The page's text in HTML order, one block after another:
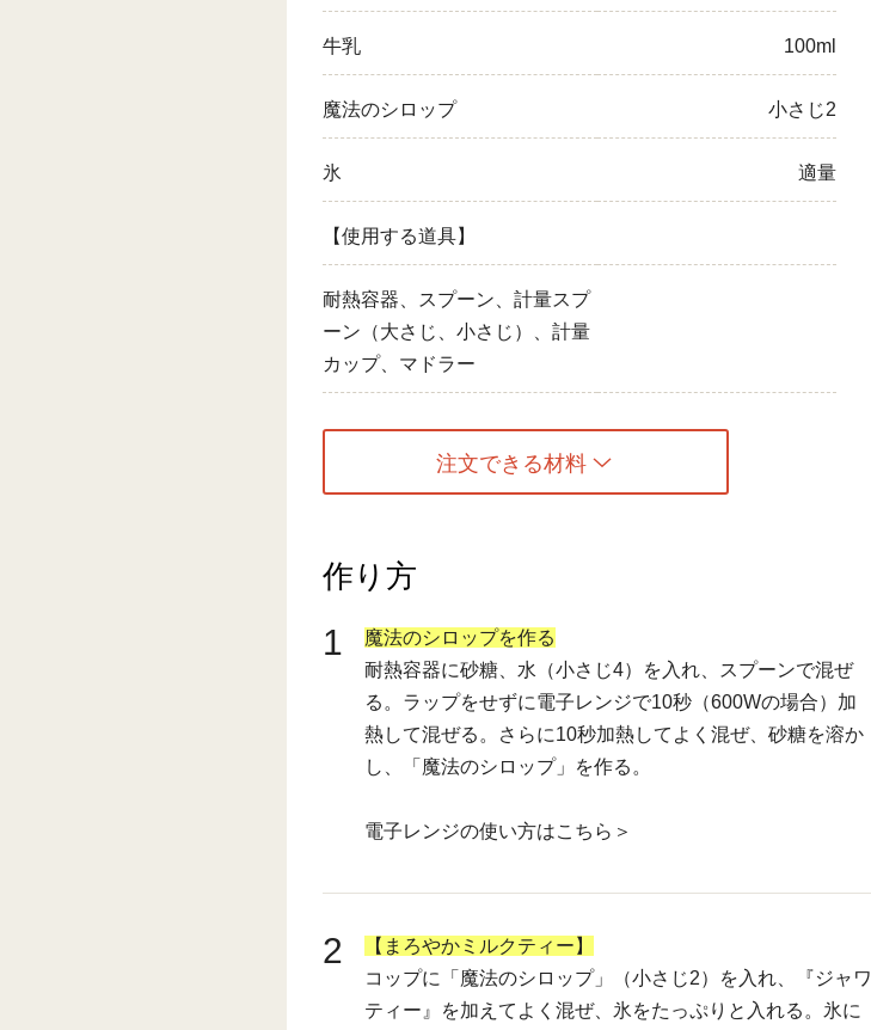
牛乳 100ml
魔法のシロップ 小さじ2
氷 適量
【使用する道具】
耐熱容器、スプーン、計量スプ
ーン（大さじ、小さじ）、計量
カップ、マドラー
注文できる材料
作り方
1
魔法のシロップを作る
耐熱容器に砂糖、水（小さじ4）を入れ、スプーンで混ぜ
る。ラップをせずに電子レンジで10秒（600Wの場合）加
熱して混ぜる。さらに10秒加熱してよく混ぜ、砂糖を溶か
し、「魔法のシロップ」を作る。
電子レンジの使い方はこちら＞
2
【まろやかミルクティー】
コップに「魔法のシロップ」（小さじ2）を入れ、『ジャワ
ティー』を加えてよく混ぜ、氷をたっぷりと入れる。氷に